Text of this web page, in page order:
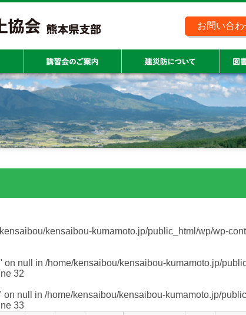
お問い合わ
kensaibou-kumamoto.jp/public_html/wp/wp-
on null in /home/kensaibou/kensaibou-kumamoto.jp/
32
on null in /home/kensaibou/kensaibou-kumamoto.jp/
33